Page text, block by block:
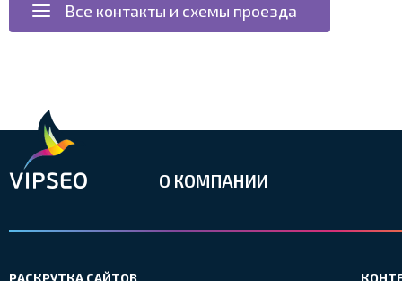
Все контакты и схемы проезда
О КОМПАНИИ
РАСКРУТКА САЙТОВ